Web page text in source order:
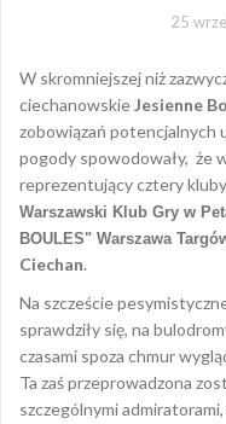
25
W skromniejszej niż
ciechanowskieJesienne
zobowiązań potencjalnych
pogody spowodowały, że
reprezentujący cztery
Warszawski Klub Gry w
BOULES" Warszawa
Ciechan.
Na szczeście
sprawdziły się, na
czasami spoza chmur
Ta zaś przeprowadzona
szczególnymi